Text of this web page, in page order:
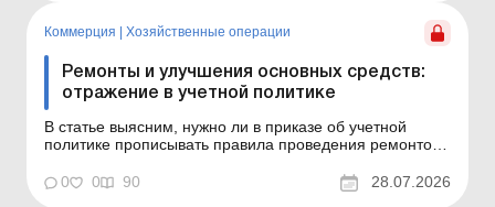
средства: ...
Коммерция Хозяйственные операции
Ремонты и улучшения основных средств:
отражение в учетной политике
В статье выясним, нужно ли в приказе об учетной
политике прописывать правила проведения ремонтов
выбрать вариант учета расходов на ремонт и что
целесообразно предусмотреть в этом документе.
0 0 90 28.07.2026